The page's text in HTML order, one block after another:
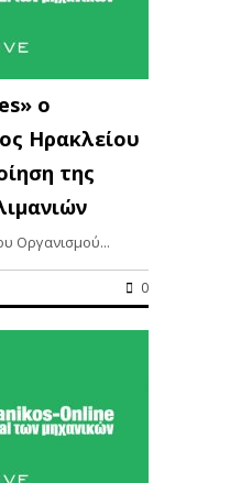
ο
Ηρακλείου
της
Οργανισμού...
0